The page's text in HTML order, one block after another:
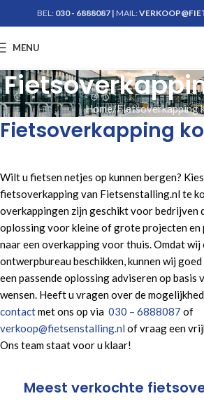
BEL: 030 - 6888087| MAIL:
MENU
Home Fietsoverkapping
Fietsoverkapping
Wilt u fietsen netjes op kunnen bergen?
fietsoverkapping van Fietsenstalling.nl te
overkappingen zijn geschikt voor bedrijven
oplossing voor kleine of grote projecten en
naar een overkapping voor thuis. Omdat wij
ontwerpbureau beschikken, kunnen wij goed
een passende oplossing adviseren op basis
wensen. Heeft u vragen over de
contactmet ons op via 030 – 6888087 of
verkoop@fietsenstalling.nl of vraag een
Ons team staat voor u klaar!
Meest verkochte